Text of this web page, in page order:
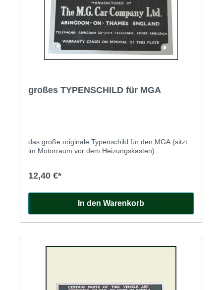
großes TYPENSCHILD für MGA
das große originale Typenschild für den MGA (sitzt
im Motorraum vor dem Heizungskasten)
12,40 €*
In den Warenkorb